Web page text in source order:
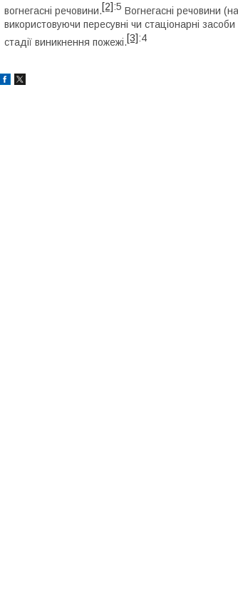
вогнегасні речовини.[2]:5 Вогнегасні речовини
використовуючи пересувні чи стаціонарні
стадії виникнення пожежі.[3]:4